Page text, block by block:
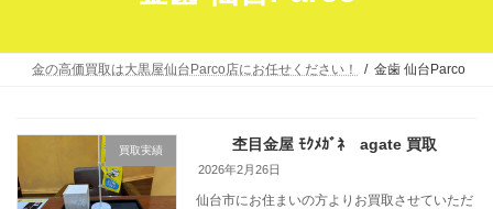
キ
に
金の高価買取は大黒屋仙台Parco店にお任せください！ 金歯 仙台Parco
買取実績 杢目金屋 ﾓｸﾒｶﾞﾈ agate 買取
2026年2月26日
仙台市にお住まいの方よりお買取させていただ